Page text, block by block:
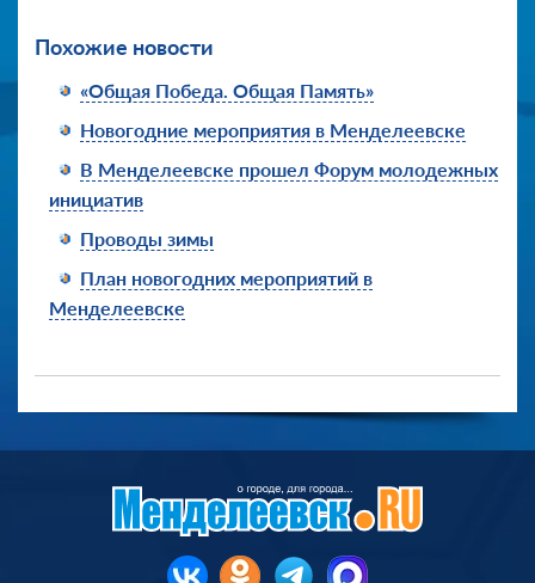
Похожие новости
«Общая Победа. Общая Память»
Новогодние мероприятия в Менделеевске
В Менделеевске прошел Форум молодежных
инициатив
Проводы зимы
План новогодних мероприятий в
Менделеевске